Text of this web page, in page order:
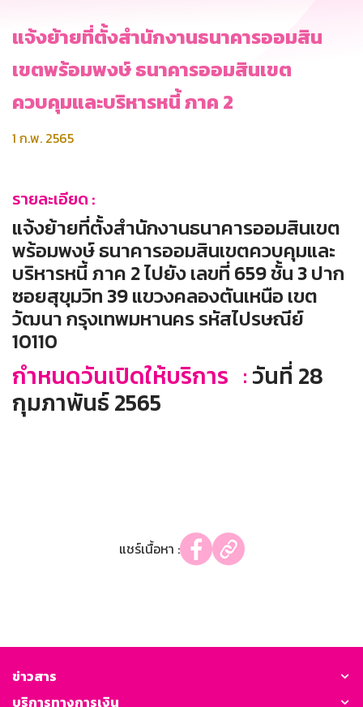
แจ้งย้ายที่ตั้งสำนักงานธนาคารออมสิน
เขตพร้อมพงษ์ ธนาคารออมสินเขต
ควบคุมและบริหารหนี้ ภาค 2
1 ก.พ. 2565
รายละเอียด :
แจ้งย้ายที่ตั้งสำนักงานธนาคารออมสินเขต
พร้อมพงษ์ ธนาคารออมสินเขตควบคุมและ
บริหารหนี้ ภาค 2 ไปยัง เลขที่ 659 ชั้น 3 ปาก
ซอยสุขุมวิท 39 แขวงคลองตันเหนือ เขต
วัฒนา กรุงเทพมหานคร รหัสไปรษณีย์
10110
กำหนดวันเปิดให้บริการ :วันที่ 28
กุมภาพันธ์ 2565
แชร์เนื้อหา :
ข่าวสาร
บริการทางการเงิน